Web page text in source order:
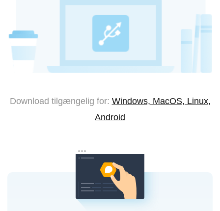
Download tilgængelig for: Windows, MacOS, Linux,
Android